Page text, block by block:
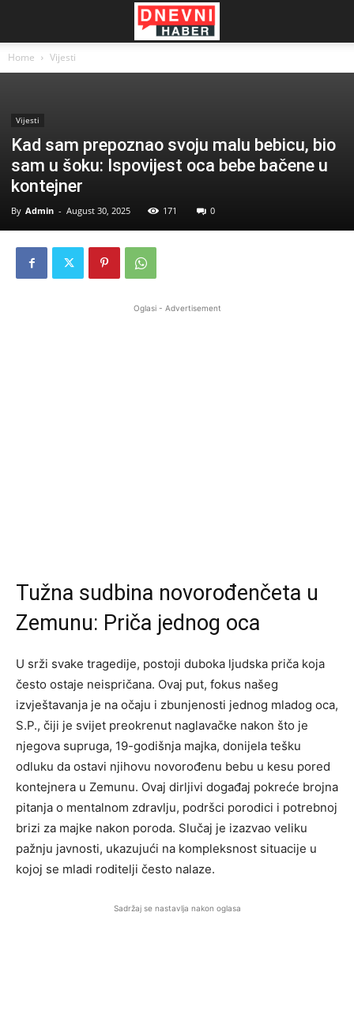
Home Vijesti
Vijesti
Kad sam prepoznao svoju malu bebicu, bio
sam u šoku: Ispovijest oca bebe bačene u
kontejner
By Admin - August 30, 2025 171 0
Oglasi - Advertisement
Tužna sudbina novorođenčeta u
Zemunu: Priča jednog oca
U srži svake tragedije, postoji duboka ljudska priča koja
često ostaje neispričana. Ovaj put, fokus našeg
izvještavanja je na očaju i zbunjenosti jednog mladog oca,
S.P., čiji je svijet preokrenut naglavačke nakon što je
njegova supruga, 19-godišnja majka, donijela tešku
odluku da ostavi njihovu novorođenu bebu u kesu pored
kontejnera u Zemunu. Ovaj dirljivi događaj pokreće brojna
pitanja o mentalnom zdravlju, podršci porodici i potrebnoj
brizi za majke nakon poroda. Slučaj je izazvao veliku
pažnju javnosti, ukazujući na kompleksnost situacije u
kojoj se mladi roditelji često nalaze.
Sadržaj se nastavlja nakon oglasa